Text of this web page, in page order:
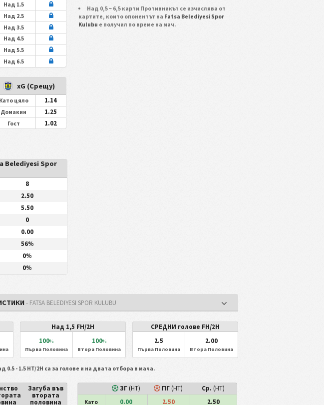
Над 1.5
Над 2.5
Над 3.5
Над 4.5
Над 5.5
Над 6.5
Над 0,5 ~ 6,5 карти Противникът се изчислява от
картите, които опонентът на Fatsa Belediyesi Spor
Kulubu е получил по време на мач.
xG (Срещу)
Като цяло 1.14
Домакин 1.25
Гост 1.02
Belediyesi Spor
8
2.50
5.50
0
0.00
56%
0%
0%
- FATSA BELEDIYESI SPOR KULUBU
Над 1,5 FH/2H
100%
Първа Половина
100%
Втора Половина
СРЕДНИ голове FH/2H
2.5
Първа Половина
2.00
Втора Половина
0.5 - 1.5 HT/2H са за голове и на двата отбора в мача.
Загуба във
втората
половина
ЗГ(HT) ПГ (HT) Ср. (HT)
Като
0.00 2.50 2.50